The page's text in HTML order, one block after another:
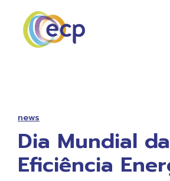
news
Dia Mundial da
Eficiência